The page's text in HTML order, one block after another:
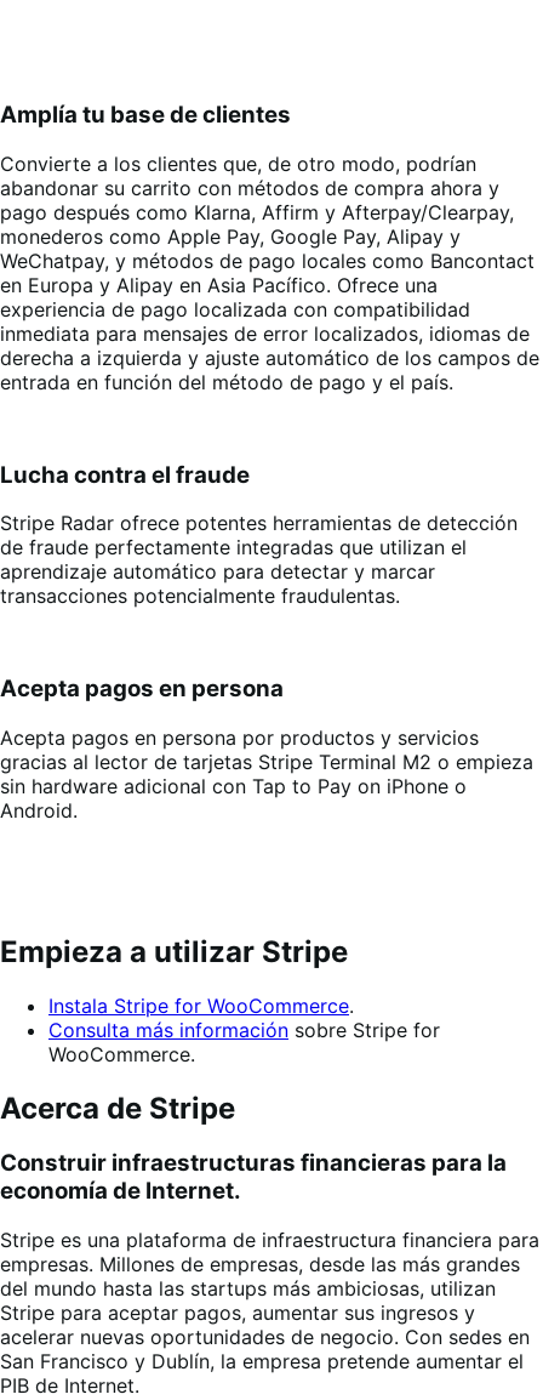
Amplía tu base de clientes
Convierte a los clientes que, de otro modo, podrían
abandonar su carrito con métodos de compra ahora y
pago después como Klarna, Affirm y Afterpay/Clearpay,
monederos como Apple Pay, Google Pay, Alipay y
WeChatpay, y métodos de pago locales como Bancontact
en Europa y Alipay en Asia Pacífico. Ofrece una
experiencia de pago localizada con compatibilidad
inmediata para mensajes de error localizados, idiomas de
derecha a izquierda y ajuste automático de los campos de
entrada en función del método de pago y el país.
Lucha contra el fraude
Stripe Radar ofrece potentes herramientas de detección
de fraude perfectamente integradas que utilizan el
aprendizaje automático para detectar y marcar
transacciones potencialmente fraudulentas.
Acepta pagos en persona
Acepta pagos en persona por productos y servicios
gracias al lector de tarjetas Stripe Terminal M2 o empieza
sin hardware adicional con Tap to Pay on iPhone o
Android.
Empieza a utilizar Stripe
Instala Stripe for WooCommerce.
Consulta más información sobre Stripe for
WooCommerce.
Acerca de Stripe
Construir infraestructuras financieras para la
economía de Internet.
Stripe es una plataforma de infraestructura financiera para
empresas. Millones de empresas, desde las más grandes
del mundo hasta las startups más ambiciosas, utilizan
Stripe para aceptar pagos, aumentar sus ingresos y
acelerar nuevas oportunidades de negocio. Con sedes en
San Francisco y Dublín, la empresa pretende aumentar el
PIB de Internet.